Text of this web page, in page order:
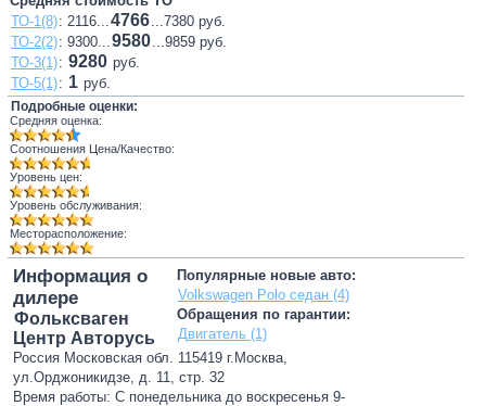
ТО-1(8): 2116...4766...7380 руб.
ТО-2(2): 9300...9580...9859 руб.
ТО-3(1): 9280 руб.
ТО-5(1): 1 руб.
Подробные оценки:
Средняя оценка:
Соотношения Цена/Качество:
Уровень цен:
Уровень обслуживания:
Месторасположение:
Популярные новые авто:
Volkswagen Polo седан (4)
Обращения по гарантии:
Двигатель (1)
Информация о
дилере
Фольксваген
Центр Авторусь
Россия Московская обл. 115419 г.Москва,
ул.Орджоникидзе, д. 11, стр. 32
Время работы: С понедельника до воскресенья 9-